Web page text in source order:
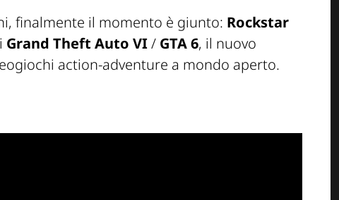
finalmente il momento è giunto: Rockstar
Grand Theft Auto VI/ GTA 6, il nuovo
action-adventure a mondo aperto.